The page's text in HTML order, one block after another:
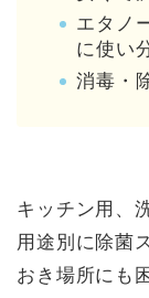
エタノ
に使い
消毒・
キッチン用、
用途別に除菌
おき場所にも